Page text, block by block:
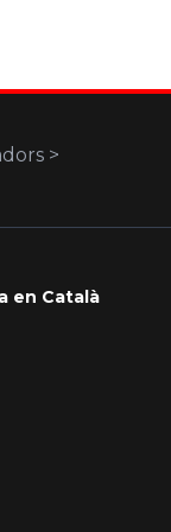
>
en Català